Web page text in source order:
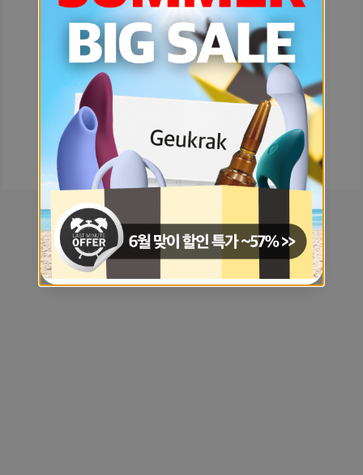
예상치 못한 에러입니다.